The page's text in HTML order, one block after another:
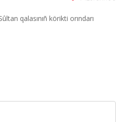
qalasınıñ körіktі orındarı